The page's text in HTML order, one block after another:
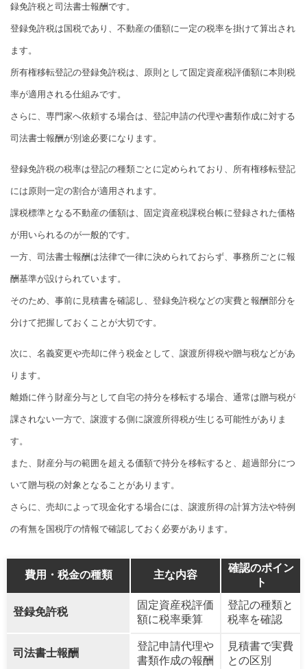
録免許税と司法書士報酬です。
登録免許税は国税であり、不動産の価額に一定の税率を掛けて算出され
ます。
所有権移転登記の登録免許税は、原則として固定資産税評価額に本則税
率が適用される仕組みです。
さらに、専門家へ依頼する場合は、登記申請の代理や書類作成に対する
司法書士報酬が別途必要になります。
登録免許税の税率は登記の種類ごとに定められており、所有権移転登記
には原則一定の割合が適用されます。
課税標準となる不動産の価額は、固定資産税課税台帳に登録された価格
が用いられるのが一般的です。
一方、司法書士報酬は法律で一律に決められておらず、事務所ごとに報
酬基準が設けられています。
そのため、事前に見積書を確認し、登録免許税などの実費と報酬部分を
分けて把握しておくことが大切です。
次に、名義変更や売却に伴う税金として、譲渡所得税や贈与税などがあ
ります。
離婚に伴う財産分与として自宅の持分を移転する場合、通常は贈与税が
課されない一方で、譲渡する側に譲渡所得税が生じる可能性がありま
す。
また、財産分与の範囲を超える価額で持分を移転すると、超過部分につ
いて贈与税の対象となることがあります。
さらに、売却によって現金化する場合には、譲渡所得の計算方法や特例
の有無を国税庁の情報で確認しておく必要があります。
費用・税金の種類 主な内容
確認のポイン
ト
登録免許税
固定資産税評価
額に税率乗算
登記の種類と
税率を確認
司法書士報酬
登記申請代理や
書類作成の報酬
見積書で実費
との区別